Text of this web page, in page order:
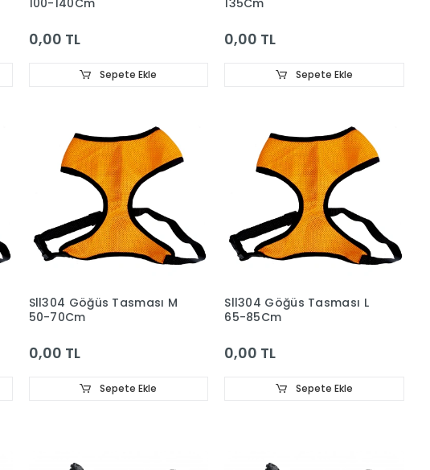
100-140Cm
0,00 TL
Sepete Ekle
135Cm
0,00 TL
Sepete Ekle
Sll304 Göğüs Tasması M
50-70Cm
0,00 TL
Sepete Ekle
Sll304 Göğüs Tasması L
65-85Cm
0,00 TL
Sepete Ekle